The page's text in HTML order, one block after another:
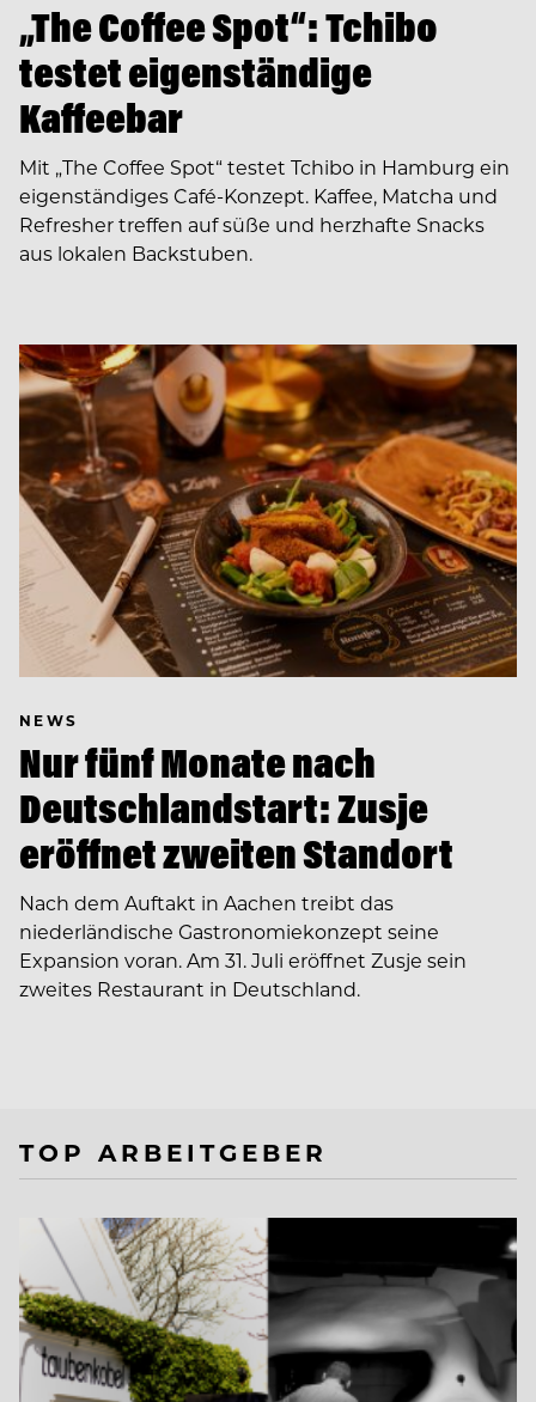
„The Coffee Spot“: Tchibo
testet eigenständige
Kaffeebar
Mit „The Coffee Spot“ testet Tchibo in Hamburg ein
eigenständiges Café-Konzept. Kaffee, Matcha und
Refresher treffen auf süße und herzhafte Snacks
aus lokalen Backstuben.
NEWS
Nur fünf Monate nach
Deutschlandstart: Zusje
eröffnet zweiten Standort
Nach dem Auftakt in Aachen treibt das
niederländische Gastronomiekonzept seine
Expansion voran. Am 31. Juli eröffnet Zusje sein
zweites Restaurant in Deutschland.
TOP ARBEITGEBER